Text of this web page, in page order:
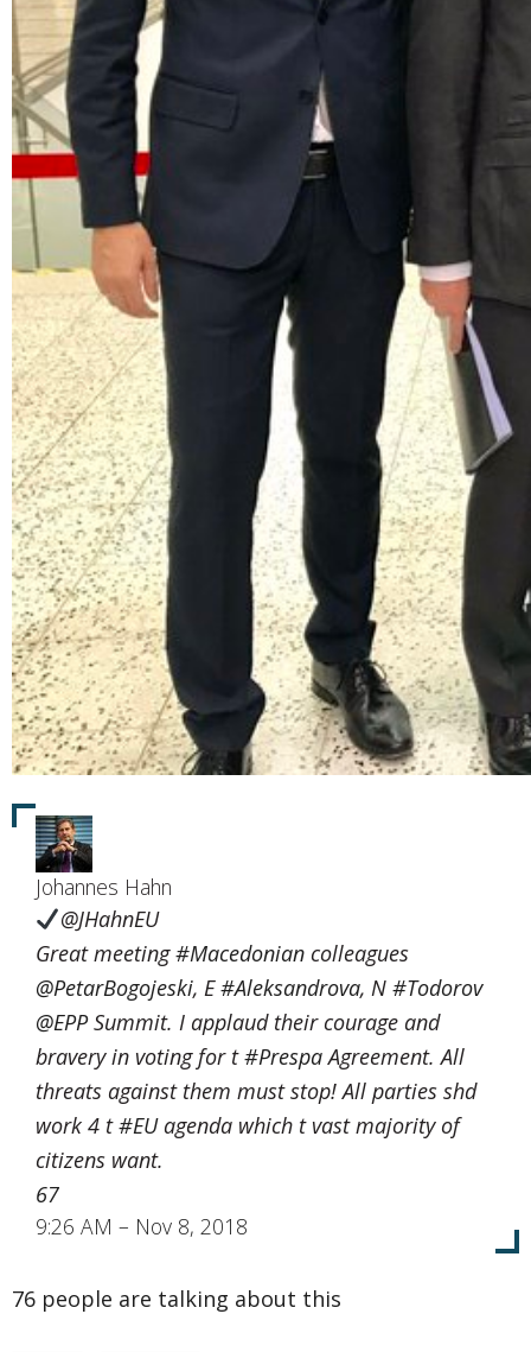
Johannes Hahn
@JHahnEU
Great meeting#Macedonian colleagues
@PetarBogojeski, E#Aleksandrova, N #Todorov
@EPPSummit. I applaud their courage and
bravery in voting for t#PrespaAgreement. All
threats against them must stop! All parties shd
work 4 t#EUagenda which t vast majority of
citizens want.
67
9:26 AM – Nov 8, 2018
76 people are talking about this